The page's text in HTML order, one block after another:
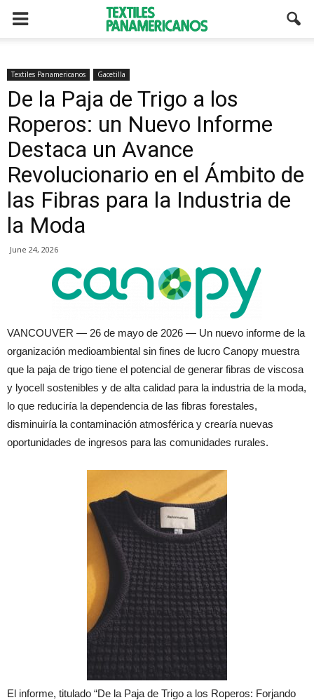
Textiles Panamericanos Gacetilla
De la Paja de Trigo a los
Roperos: un Nuevo Informe
Destaca un Avance
Revolucionario en el Ámbito de
las Fibras para la Industria de
la Moda
June 24, 2026
VANCOUVER — 26 de mayo de 2026 — Un nuevo informe de la
organización medioambiental sin fines de lucro Canopy muestra
que la paja de trigo tiene el potencial de generar fibras de viscosa
y lyocell sostenibles y de alta calidad para la industria de la moda,
lo que reduciría la dependencia de las fibras forestales,
disminuiría la contaminación atmosférica y crearía nuevas
oportunidades de ingresos para las comunidades rurales.
El informe, titulado “De la Paja de Trigo a los Roperos: Forjando